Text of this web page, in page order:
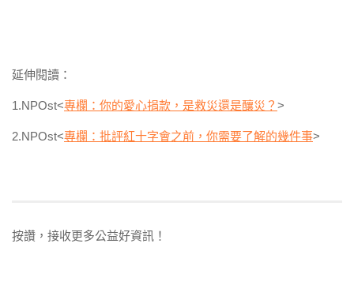
延伸閱讀：
1.NPOst<專欄：你的愛心捐款，是救災還是釀災？ >
2.NPOst<專欄：批評紅十字會之前，你需要了解的幾件事>
按讚，接收更多公益好資訊！